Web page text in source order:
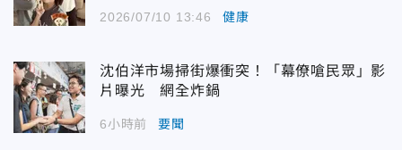
2026/07/10 13:46 健康
沈伯洋市場掃街爆衝突！「幕僚嗆民眾」影
片曝光 網全炸鍋
6小時前 要聞